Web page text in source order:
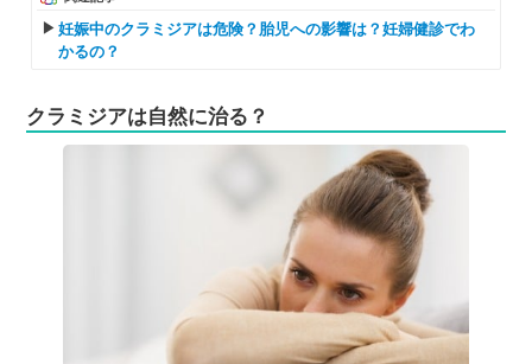
妊娠中のクラミジアは危険？胎児への影響は？妊婦健診でわ
かるの？
クラミジアは自然に治る？